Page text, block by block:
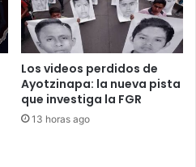
Los videos perdidos de
Ayotzinapa: la nueva pista
que investiga la FGR
13 horas ago